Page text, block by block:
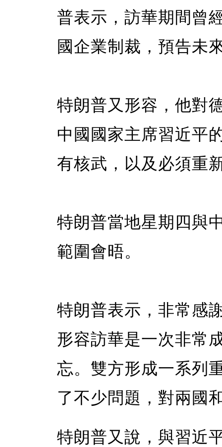
普表示，訪華期間曾
國企業制裁，預告未
特朗普又形容，他對
中國國家主席習近平
有核武，以及必須重
特朗普當地星期四與
範圍會晤。
特朗普表示，非常感
形容訪華是一次非常
忘。雙方形成一系列
了不少問題，對兩國
特朗普又說，與習近